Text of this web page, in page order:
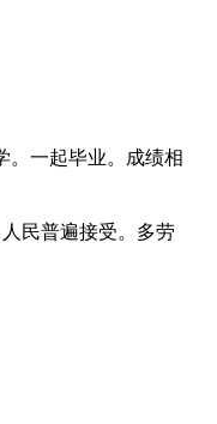
。一起毕业。成绩相
民普遍接受。多劳